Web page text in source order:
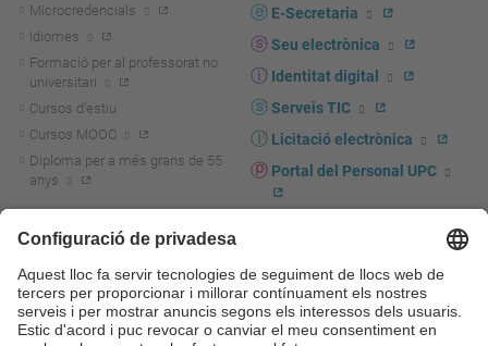
Microcredencials
Idiomes
Formació per al professorat no
universitari
Cursos d'estiu
Cursos MOOC
Diploma per a més grans de 55
anys
Actualitat R+D+I
La recerca a la UPC
La transferència, l'emprenedoria i
la innovació a la UPC
E-Secretaria
Seu electrònica
Identitat digital
Serveis TIC
Licitació electrònica
Portal del Personal UPC
UPCshop, marxandatge
Sala de premsa